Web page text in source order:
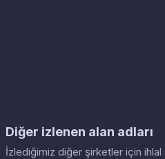
Diğer izlenen alan adları
İzlediğimiz diğer şirketler için ihlal